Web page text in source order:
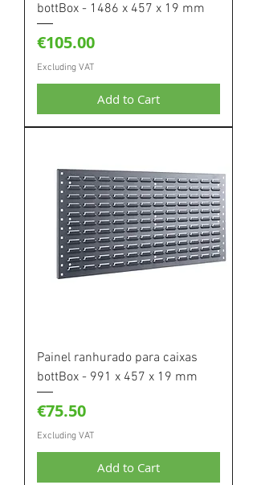
bottBox - 1486 x 457 x 19 mm
Price
€105.00
Excluding VAT
Add to Cart
Painel ranhurado para caixas
bottBox - 991 x 457 x 19 mm
Price
€75.50
Excluding VAT
Add to Cart